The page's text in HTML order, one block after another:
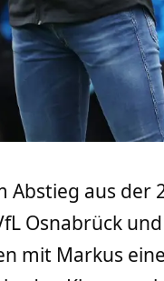
Abstieg aus der
Osnabrück
mit Markus